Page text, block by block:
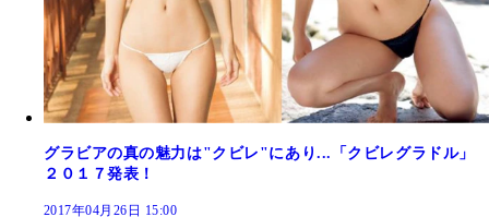
グラビアの真の魅力は"クビレ"にあり...「クビレグラドル」
２０１７発表！
2017年04月26日 15:00